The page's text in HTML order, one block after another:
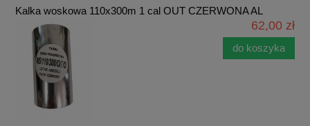
Kalka woskowa 110x300m 1 cal OUT CZERWONA AL
62,00 zł
do koszyka